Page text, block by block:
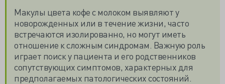
Макулы цвета кофе с молоком выявляют у
новорожденных или в течение жизни, часто
встречаются изолированно, но могут иметь
отношение к сложным синдромам. Важную роль
играет поиск у пациента и его родственников
сопутствующих симптомов, характерных для
предполагаемых патологических состояний.